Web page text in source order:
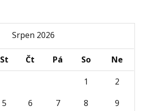
Srpen 2026
St Čt Pá So
Ne
1
2
5 6 7 8
9